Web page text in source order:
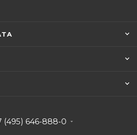
(495) 646-888-0